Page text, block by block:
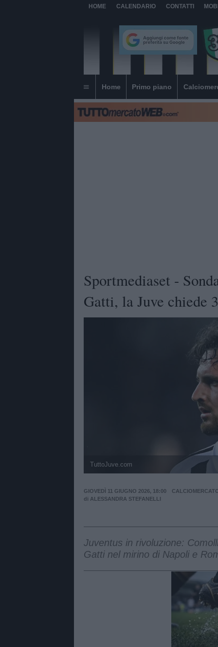
HOME CALENDARIO CONTATTI
Home Primo piano
Sportmediaset -
Gatti, la Juve chiede
TuttoJuve.com
GIOVEDÌ 11 GIUGNO 2026, 18:00
di ALESSANDRA STEFANELLI
Juventus in rivoluzione:
Gatti nel mirino di Napoli e